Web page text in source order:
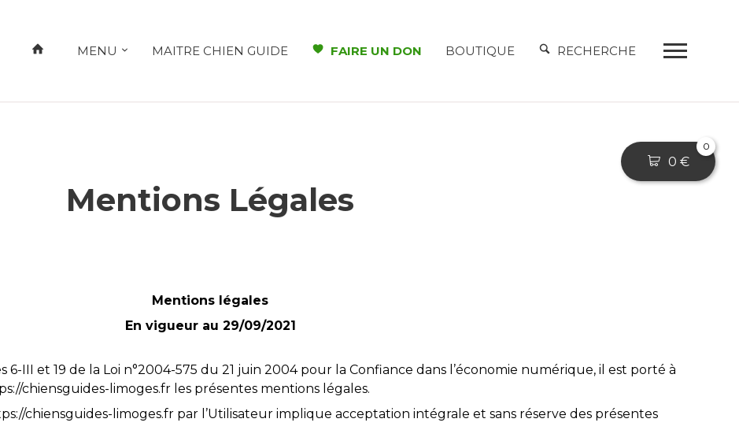
MENU MAITRE CHIEN GUIDE FAIRE UN DON BOUTIQUE RECHERCHE
0
0 €
Mentions Légales
Mentions légales
En vigueur au 29/09/2021
III et 19 de la Loi n°2004-575 du 21 juin 2004 pour la Confiance dans l’économie numérique, il est porté à
chiensguides-limoges.fr les présentes mentions légales.
chiensguides-limoges.fr par l’Utilisateur implique acceptation intégrale et sans réserve des présentes